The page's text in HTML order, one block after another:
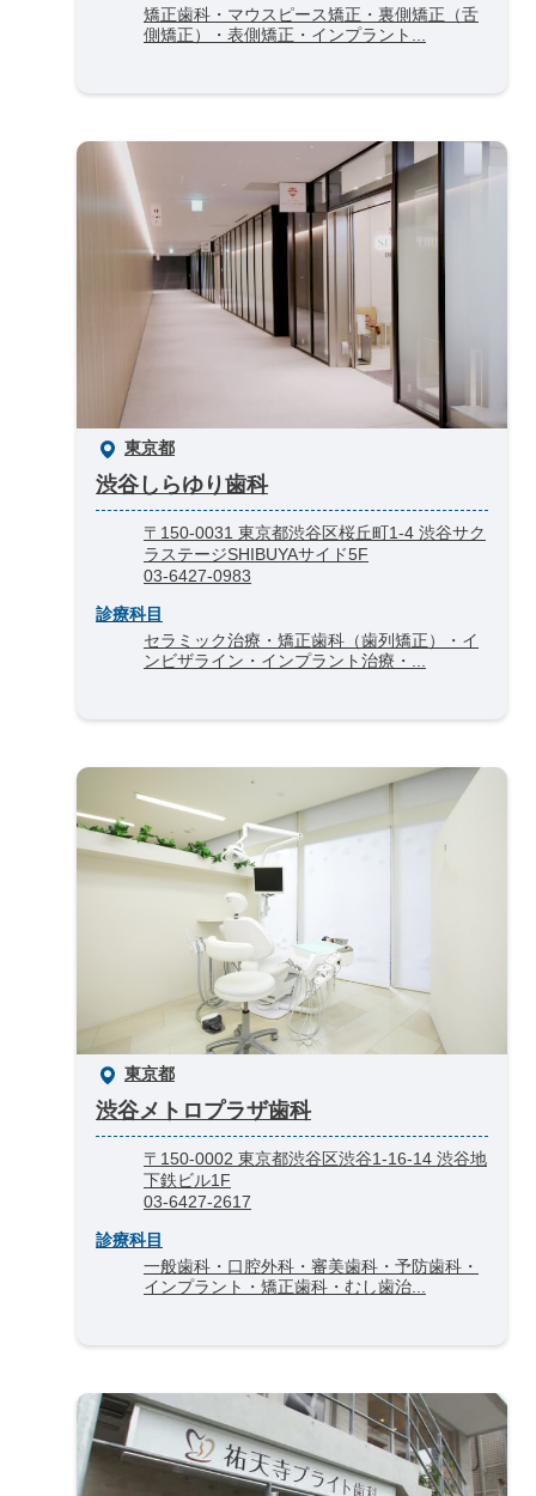
矯正歯科・マウスピース矯正・裏側矯正（舌
側矯正）・表側矯正・インプラント...
東京都
渋谷しらゆり歯科
〒150-0031 東京都渋谷区桜丘町1-4 渋谷サク
ラステージSHIBUYAサイド5F
03-6427-0983
診療科目
セラミック治療・矯正歯科（歯列矯正）・イ
ンビザライン・インプラント治療・...
東京都
渋谷メトロプラザ歯科
〒150-0002 東京都渋谷区渋谷1-16-14 渋谷地
下鉄ビル1F
03-6427-2617
診療科目
一般歯科・口腔外科・審美歯科・予防歯科・
インプラント・矯正歯科・むし歯治...